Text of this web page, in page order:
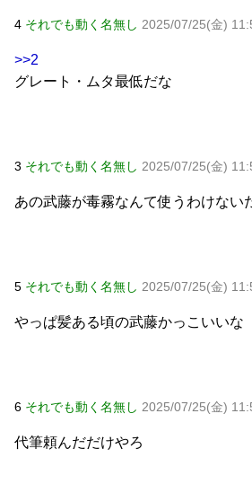
4 それでも動く名無し 2025/07/25(金)
>>2
グレート・ムタ最低だな
3 それでも動く名無し 2025/07/25(金)
あの武藤が毒霧なんて使うわけない
5 それでも動く名無し 2025/07/25(金)
やっぱ髪ある頃の武藤かっこいいな
6 それでも動く名無し 2025/07/25(金)
代筆頼んだだけやろ